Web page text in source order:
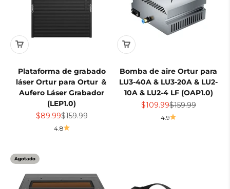
Plataforma de grabado
láser Ortur para Ortur ＆
Aufero Láser Grabador
(LEP1.0)
Precio de oferta
$89.99Precio normal
$159.99
4.8
Bomba de aire Ortur para
LU3-40A & LU3-20A & LU2-
10A & LU2-4 LF (OAP1.0)
Precio de oferta
$109.99Precio normal
$159.99
4.9
Agotado